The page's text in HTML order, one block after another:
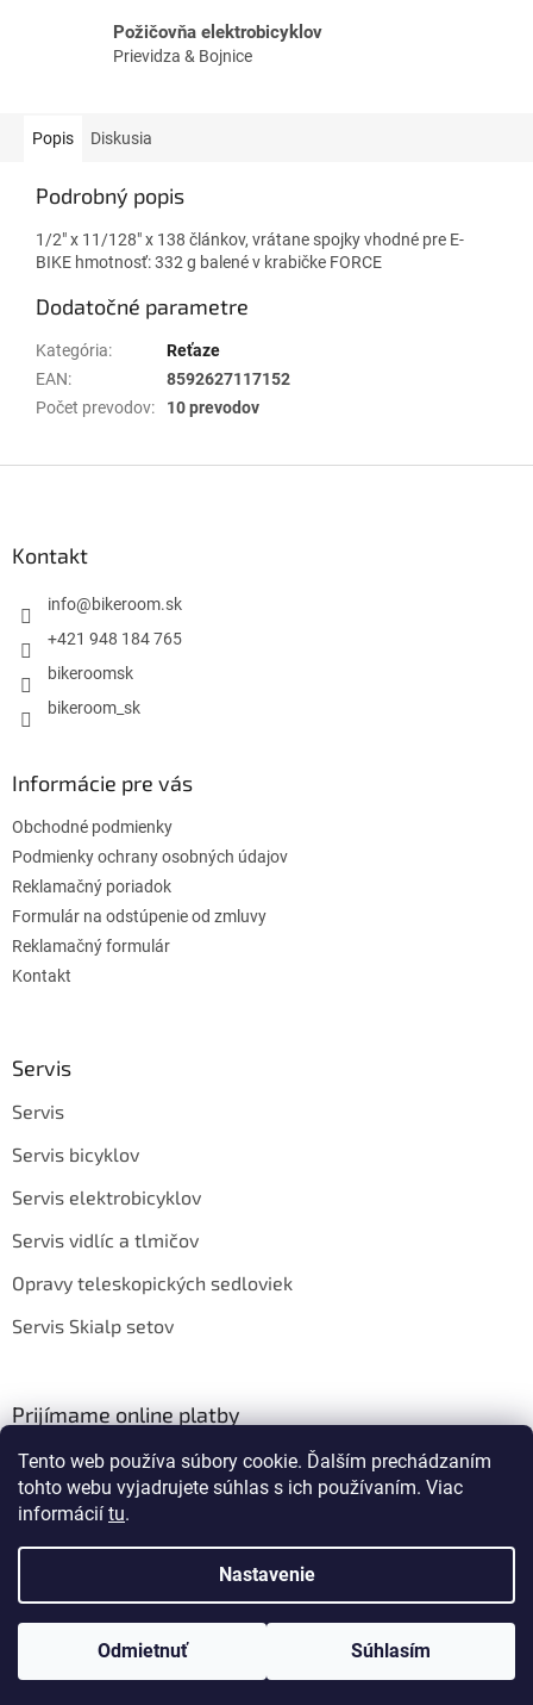
Tento web používa súbory cookie. Ďalším prechádzaním
tohto webu vyjadrujete súhlas s ich používaním. Viac
informácií tu.
Nastavenie
Odmietnuť Súhlasím
Požičovňa elektrobicyklov
Prievidza & Bojnice
Popis Diskusia
Podrobný popis
1/2" x 11/128" x 138 článkov, vrátane spojky vhodné pre E-
BIKE hmotnosť: 332 g balené v krabičke FORCE
Dodatočné parametre
Kategória:
Reťaze
EAN:
8592627117152
Počet prevodov: 10 prevodov
Kontakt
info@bikeroom.sk
+421 948 184 765
bikeroomsk
bikeroom_sk
Informácie pre vás
Obchodné podmienky
Podmienky ochrany osobných údajov
Reklamačný poriadok
Formulár na odstúpenie od zmluvy
Reklamačný formulár
Kontakt
Servis
Servis
Servis bicyklov
Servis elektrobicyklov
Servis vidlíc a tlmičov
Opravy teleskopických sedloviek
Servis Skialp setov
Prijímame online platby
Vytvoril Shoptet
Copyright 2026 . Všetky práva vyhradené.